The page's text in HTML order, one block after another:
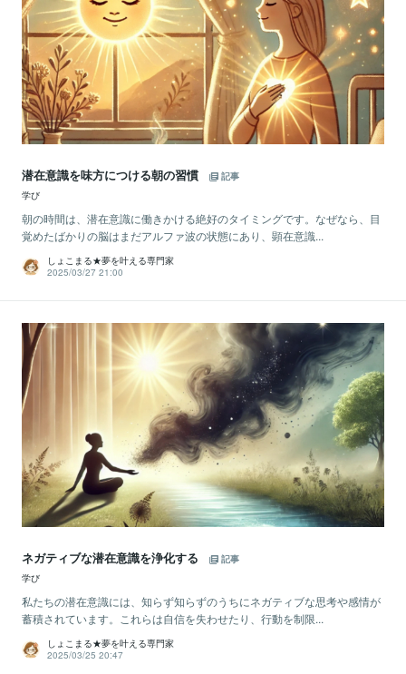
潜在意識を味方につける朝の習慣
記事
学び
朝の時間は、潜在意識に働きかける絶好のタイミングです。なぜなら、目
覚めたばかりの脳はまだアルファ波の状態にあり、顕在意識...
しょこまる★夢を叶える専門家
2025/03/27 21:00
ネガティブな潜在意識を浄化する
記事
学び
私たちの潜在意識には、知らず知らずのうちにネガティブな思考や感情が
蓄積されています。これらは自信を失わせたり、行動を制限...
しょこまる★夢を叶える専門家
2025/03/25 20:47